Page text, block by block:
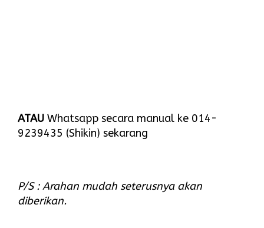
ATAU Whatsapp secara manual ke 014-
9239435 (Shikin) sekarang
P/S : Arahan mudah seterusnya akan
diberikan.